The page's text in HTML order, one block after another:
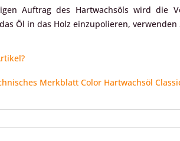
Auftrag des Hartwachsöls wird die
Öl in das Holz einzupolieren,
Merkblatt Color Hartwachsöl